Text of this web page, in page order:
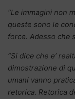
“Le immagini non
queste sono le
force. Adesso che
“Si dice che e’
dimostrazione di
umani vanno
retorica. Retorica